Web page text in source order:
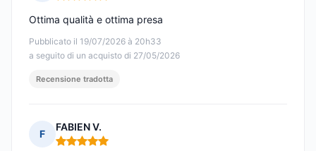
Pubblicato il 19/07/2026 à 20h33
a seguito di un acquisto di 27/05/2026
Ottima qualità e ottima presa
Recensione tradotta
F
FABIEN V.
Nota: 5 su 5